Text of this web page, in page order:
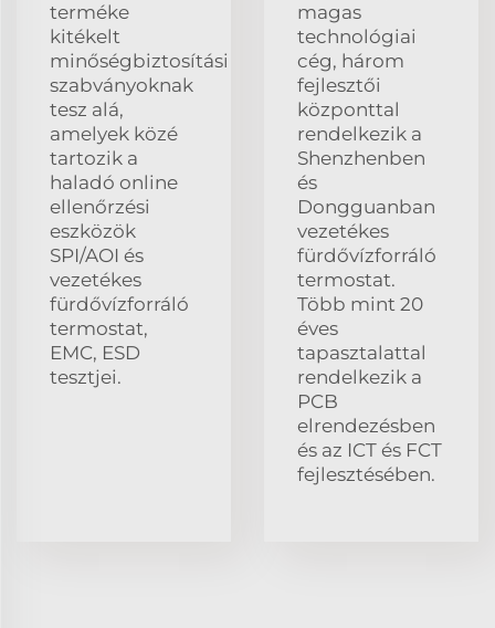
terméke
kitékelt
minőségbiztosítási
szabványoknak
tesz alá,
amelyek közé
tartozik a
haladó online
ellenőrzési
eszközök
SPI/AOI és
vezetékes
fürdővízforráló
termostat,
EMC, ESD
tesztjei.
magas
technológiai
cég, három
fejlesztői
központtal
rendelkezik a
Shenzhenben
és
Dongguanban
vezetékes
fürdővízforráló
termostat.
Több mint 20
éves
tapasztalattal
rendelkezik a
PCB
elrendezésben
és az ICT és FCT
fejlesztésében.